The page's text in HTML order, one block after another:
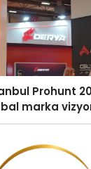
Prohunt
marka